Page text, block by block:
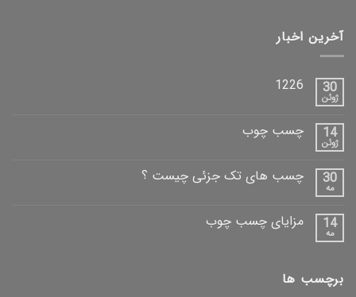
آخرین اخبار
30
ژوئن
1226
14
ژوئن
چسب چوب
30
مه
چسب های تک جزئی چیست ؟
14
مه
مزایای چسب چوب
برچسب ها